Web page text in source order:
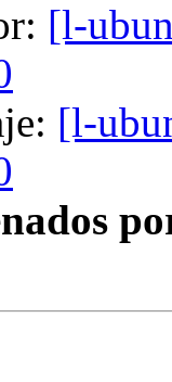
[l-
[l-